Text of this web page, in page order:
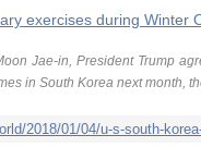
exercises during Winter
Jae-in, President Trump
in South Korea next month,